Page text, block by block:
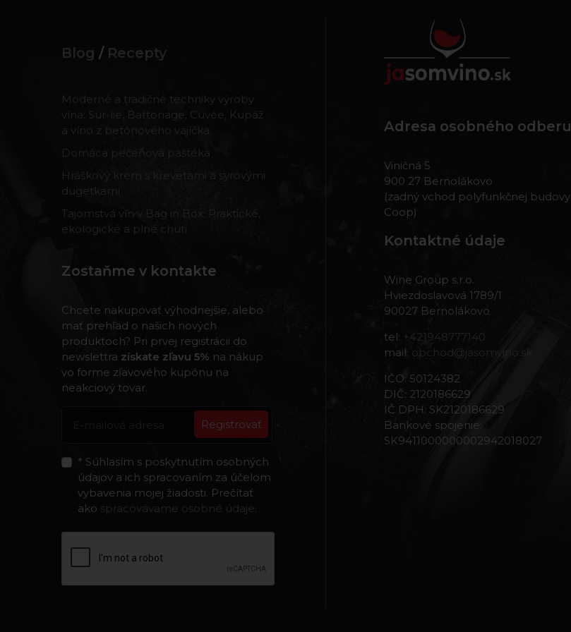
Blog / Recepty
Moderné a tradičné techniky výroby
vína: Sur-lie, Battonage, Cuvée, Kupáž
a víno z betónového vajíčka
Domáca pečeňová paštéka
Hráškový krém s krevetami a syrovými
dugetkami
Tajomstvá vín v Bag in Box: Praktické,
ekologické a plné chuti
Zostaňme v kontakte
Chcete nakupovať výhodnejšie, alebo
mať prehľad o našich nových
produktoch? Pri prvej registrácii do
newslettra získate zľavu 5% na nákup
vo forme zľavového kupónu na
neakciový tovar.
Registrovať
* Súhlasím s poskytnutím osobných
údajov a ich spracovaním za účelom
vybavenia mojej žiadosti. Prečítať
ako spracovávame osobné údaje.
Adresa osobného odberu
Viničná 5
900 27 Bernolákovo
(zadný vchod polyfunkčnej budovy
Coop)
Kontaktné údaje
Wine Group s.r.o.
Hviezdoslavová 1789/1
90027 Bernolákovo
tel: +421948777140
mail: obchod@jasomvino.sk
IČO: 50124382
DIČ: 2120186629
IČ DPH: SK2120186629
Bankové spojenie:
SK9411000000002942018027